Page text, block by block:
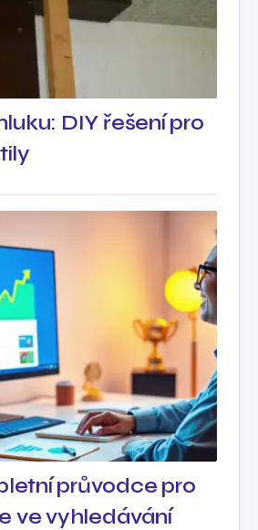
DIY řešení pro
průvodce pro
ve vyhledávání